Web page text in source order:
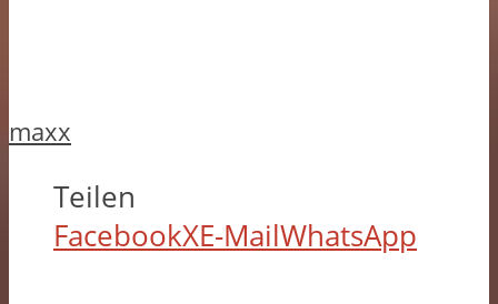
maxx
Teilen
FacebookXE-MailWhatsApp